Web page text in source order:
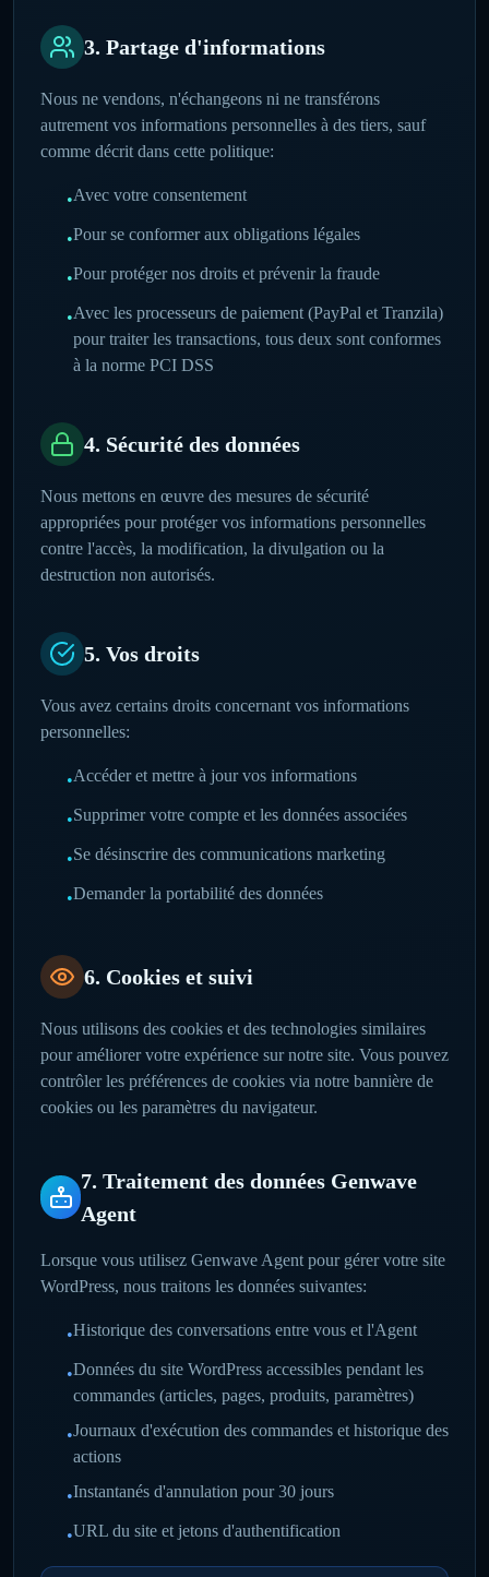
3. Partage d'informations
Nous ne vendons, n'échangeons ni ne transférons
autrement vos informations personnelles à des tiers, sauf
comme décrit dans cette politique:
•Avec votre consentement
•Pour se conformer aux obligations légales
•Pour protéger nos droits et prévenir la fraude
•Avec les processeurs de paiement (PayPal et Tranzila)
pour traiter les transactions, tous deux sont conformes
à la norme PCI DSS
4. Sécurité des données
Nous mettons en œuvre des mesures de sécurité
appropriées pour protéger vos informations personnelles
contre l'accès, la modification, la divulgation ou la
destruction non autorisés.
5. Vos droits
Vous avez certains droits concernant vos informations
personnelles:
•Accéder et mettre à jour vos informations
•Supprimer votre compte et les données associées
•Se désinscrire des communications marketing
•Demander la portabilité des données
6. Cookies et suivi
Nous utilisons des cookies et des technologies similaires
pour améliorer votre expérience sur notre site. Vous pouvez
contrôler les préférences de cookies via notre bannière de
cookies ou les paramètres du navigateur.
7. Traitement des données Genwave
Agent
Lorsque vous utilisez Genwave Agent pour gérer votre site
WordPress, nous traitons les données suivantes:
•Historique des conversations entre vous et l'Agent
•Données du site WordPress accessibles pendant les
commandes (articles, pages, produits, paramètres)
•Journaux d'exécution des commandes et historique des
actions
•Instantanés d'annulation pour 30 jours
•URL du site et jetons d'authentification